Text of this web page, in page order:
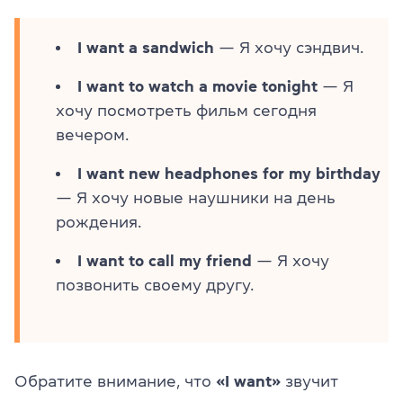
I want a sandwich — Я хочу сэндвич.
I want to watch a movie tonight — Я
хочу посмотреть фильм сегодня
вечером.
I want new headphones for my birthday
— Я хочу новые наушники на день
рождения.
I want to call my friend — Я хочу
позвонить своему другу.
Обратите внимание, что «I want» звучит